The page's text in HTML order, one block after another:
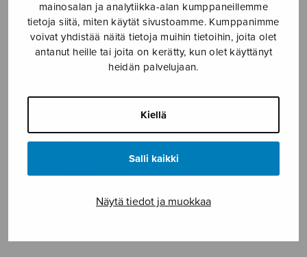
mainosalan ja analytiikka-alan kumppaneillemme
tietoja siitä, miten käytät sivustoamme. Kumppanimme
voivat yhdistää näitä tietoja muihin tietoihin, joita olet
antanut heille tai joita on kerätty, kun olet käyttänyt
heidän palvelujaan.
Kiellä
Salli kaikki
Näytä tiedot ja muokkaa
SOITINMUSIIKKI
YKSINLAULU
YLEINEN
Sulasol nuottikauppa
Myymälä avoinna